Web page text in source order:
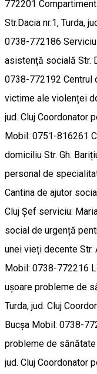
772201
Str.Dacia nr.1, Turda,
0738-772186
asistență socială Str.
0738-772192 Centrul
victime ale violenței
jud. Cluj Coordonator
Mobil: 0751-816261
domiciliu Str. Gh.
personal de
Cantina de ajutor
Cluj Șef serviciu:
social de urgență
unei vieți decente Str.
Mobil: 0738-772216
ușoare probleme de
Turda, jud. Cluj
Bucșa Mobil: 0738-
probleme de sănătate
jud. Cluj Coordonator